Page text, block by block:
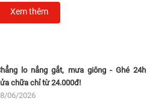
Xem thêm
lo nắng gắt, mưa giông - Ghé 24h
chữa chỉ từ 24.000đ!
06/2026